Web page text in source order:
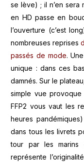
se lève) ; il n’en sera
en HD passe en
l’ouverture (c’est
nombreuses reprises
passés de mode.
unique : dans ces
damnés. Sur le
simple vue
FFP2 vous vaut les
heures
dans tous les livrets
tour par les marins
représente